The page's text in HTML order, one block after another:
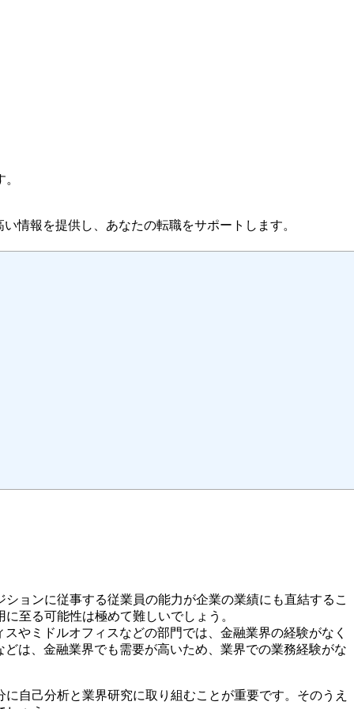
情報を提供し、あなたの転職をサポートします。
ョンに従事する従業員の能力が企業の業績にも直結するこ
至る可能性は極めて難しいでしょう。
やミドルオフィスなどの部門では、金融業界の経験がなく
は、金融業界でも需要が高いため、業界での業務経験がな
自己分析と業界研究に取り組むことが重要です。そのうえ